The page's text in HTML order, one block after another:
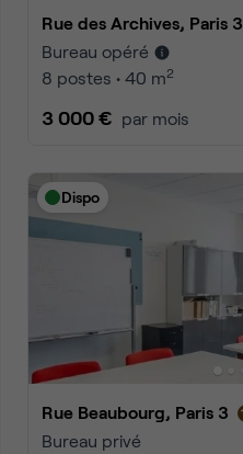
Rue des Archives, Paris 3
Bureau opéré
8 postes • 40 m2
3 000 € par mois
Dispo
Rue Beaubourg, Paris 3
Bureau privé